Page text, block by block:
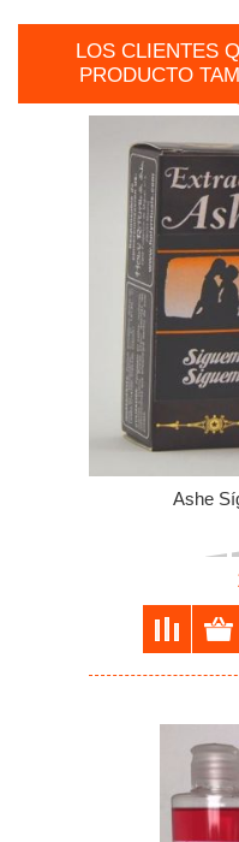
LOS CLIENTES
PRODUCTO
Ashe